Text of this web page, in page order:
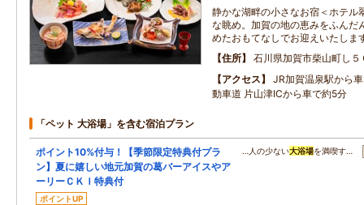
静かな湖畔の小さなお宿＜ホテル
な眺め。加賀の地の恵みをふんだ
めたおもてなしでお迎えいたしま
住所
石川県加賀市柴山町し５
アクセス
JR加賀温泉駅から
動車道 片山津ICから車で約5分
「ペット 大浴場」を含む宿泊プラン
ポイント10%付与！【季節限定特典付プラ
ン】夏に嬉しい地元加賀の葛バーアイスやア
ーリーＣＫＩ特典付
ポイントUP
…人の少ない大浴場を満喫す…